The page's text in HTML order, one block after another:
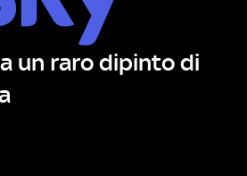
un raro dipinto di